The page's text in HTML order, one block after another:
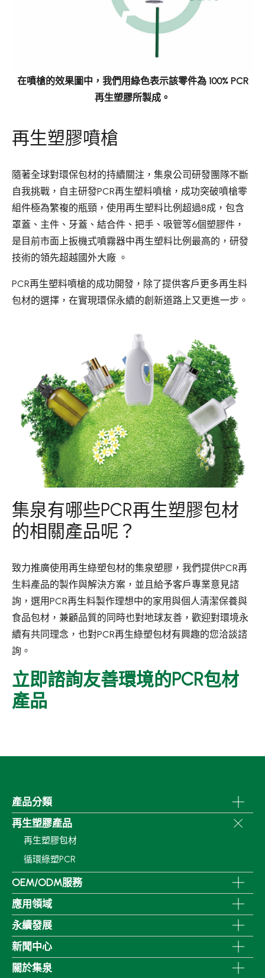
在噴槍的效果圖中，我們用綠色表示該零件為 100% PCR
再生塑膠所製成。
再生塑膠噴槍
隨著全球對環保包材的持續關注，集泉公司研發團隊不斷
自我挑戰，自主研發PCR再生塑料噴槍，成功突破噴槍零
組件極為繁複的瓶頸，使用再生塑料比例超過8成，包含
罩蓋、主件、牙蓋、結合件、把手、吸管等6個塑膠件，
是目前市面上扳機式噴霧器中再生塑料比例最高的，研發
技術的領先超越國外大廠 。
PCR再生塑料噴槍的成功開發，除了提供客戶更多再生料
包材的選擇，在實現環保永續的創新道路上又更進一步。
集泉有哪些PCR再生塑膠包材
的相關產品呢？
致力推廣使用再生綠塑包材的集泉塑膠，我們提供PCR再
生料產品的製作與解決方案，並且給予客戶專業意見諮
詢，選用PCR再生料製作理想中的家用與個人清潔保養與
食品包材，兼顧品質的同時也對地球友善，歡迎對環境永
續有共同理念，也對PCR再生綠塑包材有興趣的您洽談諮
詢。
立即諮詢友善環境的PCR包材
產品
產品分類
再生塑膠產品
再生塑膠包材
循環綠塑PCR
OEM/ODM服務
應用領域
永續發展
新聞中心
關於集泉